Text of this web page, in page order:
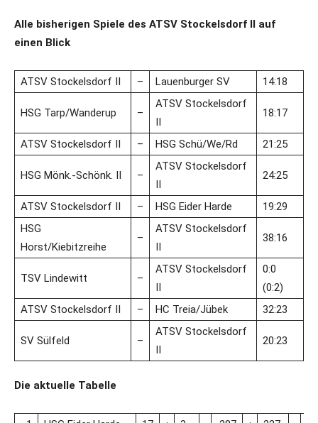
Alle bisherigen Spiele des ATSV Stockelsdorf II auf
einen Blick
ATSV Stockelsdorf II – Lauenburger SV 14:18
HSG Tarp/Wanderup –
ATSV Stockelsdorf
II
18:17
ATSV Stockelsdorf II – HSG Schü/We/Rd 21:25
HSG Mönk.-Schönk. II –
ATSV Stockelsdorf
II
24:25
ATSV Stockelsdorf II – HSG Eider Harde
19:29
HSG
Horst/Kiebitzreihe
–
ATSV Stockelsdorf
II
38:16
TSV Lindewitt –
ATSV Stockelsdorf
II
0:0
(0:2)
ATSV Stockelsdorf II
– HC Treia/Jübek 32:23
SV Sülfeld –
ATSV Stockelsdorf
II
20:23
Die aktuelle Tabelle